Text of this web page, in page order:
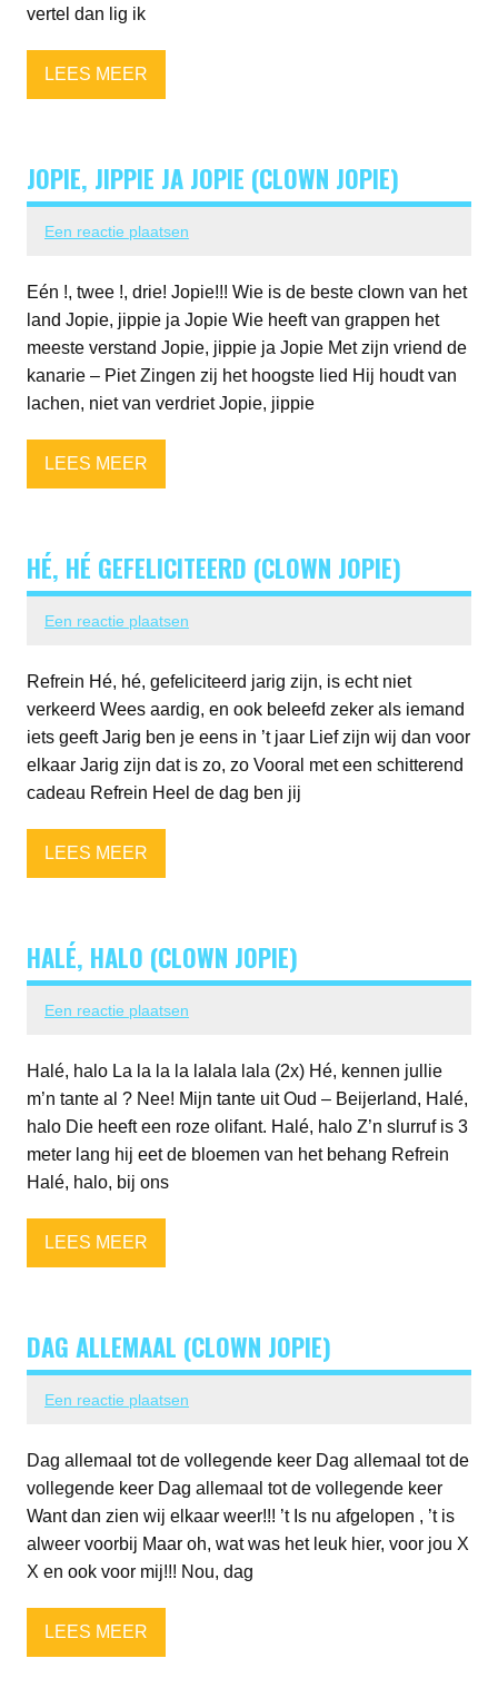
vertel dan lig ik
LEES MEER
JOPIE, JIPPIE JA JOPIE (CLOWN JOPIE)
Een reactie plaatsen
Eén !, twee !, drie! Jopie!!! Wie is de beste clown van het
land Jopie, jippie ja Jopie Wie heeft van grappen het
meeste verstand Jopie, jippie ja Jopie Met zijn vriend de
kanarie – Piet Zingen zij het hoogste lied Hij houdt van
lachen, niet van verdriet Jopie, jippie
LEES MEER
HÉ, HÉ GEFELICITEERD (CLOWN JOPIE)
Een reactie plaatsen
Refrein Hé, hé, gefeliciteerd jarig zijn, is echt niet
verkeerd Wees aardig, en ook beleefd zeker als iemand
iets geeft Jarig ben je eens in ’t jaar Lief zijn wij dan voor
elkaar Jarig zijn dat is zo, zo Vooral met een schitterend
cadeau Refrein Heel de dag ben jij
LEES MEER
HALÉ, HALO (CLOWN JOPIE)
Een reactie plaatsen
Halé, halo La la la la lalala lala (2x) Hé, kennen jullie
m’n tante al ? Nee! Mijn tante uit Oud – Beijerland, Halé,
halo Die heeft een roze olifant. Halé, halo Z’n slurruf is 3
meter lang hij eet de bloemen van het behang Refrein
Halé, halo, bij ons
LEES MEER
DAG ALLEMAAL (CLOWN JOPIE)
Een reactie plaatsen
Dag allemaal tot de vollegende keer Dag allemaal tot de
vollegende keer Dag allemaal tot de vollegende keer
Want dan zien wij elkaar weer!!! ’t Is nu afgelopen , ’t is
alweer voorbij Maar oh, wat was het leuk hier, voor jou X
X en ook voor mij!!! Nou, dag
LEES MEER